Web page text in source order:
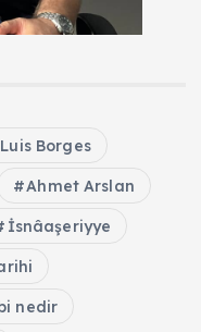
Borges
Ahmet Arslan
İsnâaşeriyye
nedir